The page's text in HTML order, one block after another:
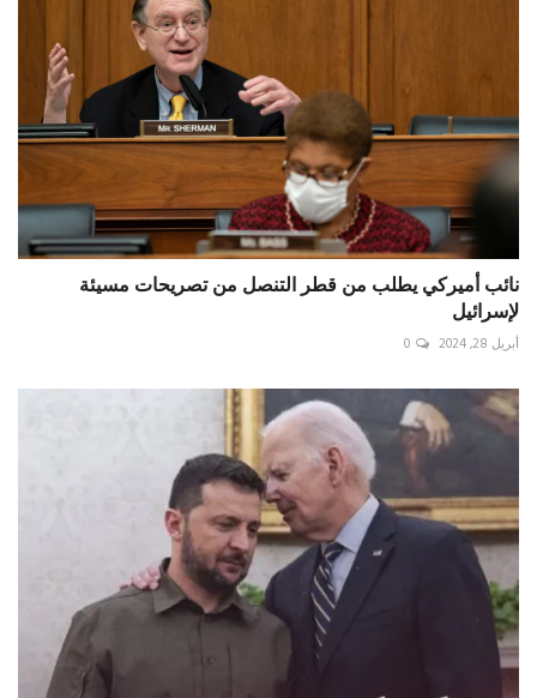
نائب أميركي يطلب من قطر التنصل من تصريحات مسيئة
لإسرائيل
أبريل 28, 2024 0